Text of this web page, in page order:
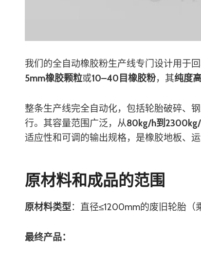
我们的全自动橡胶粉生产线专门设计用于
5mm橡胶颗粒或10–40目橡胶粉，其纯度
整条生产线完全自动化，包括轮胎破碎、
行。其容量范围广泛，从80kg/h到
适应性和可调的输出规格，是橡胶地板、
原材料和成品的范围
原材料类型：直径≤1200mm的废旧轮胎（
最终产品：